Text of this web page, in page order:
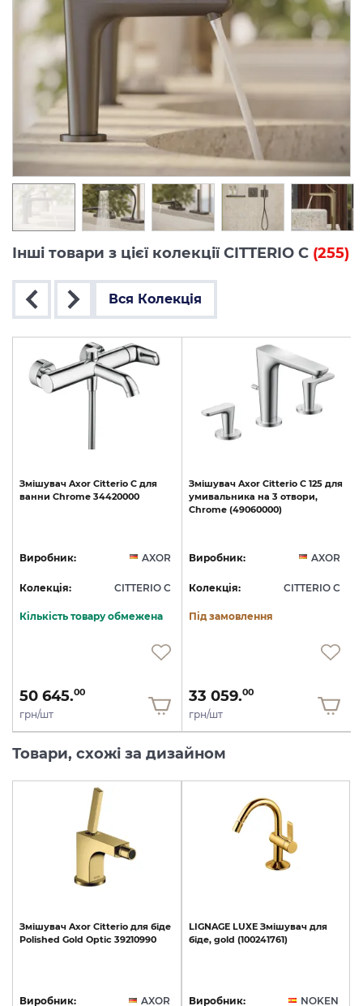
Інші товари з цієї колекції CITTERIO C (255)
Вся Колекція
Змішувач Axor Citterio C для
ванни Chrome 34420000
Виробник: AXOR
Колекція: CITTERIO C
Кількість товару обмежена
50 645.00
грн/шт
Змішувач Axor Citterio C 125 для
умивальника на 3 отвори,
Chrome (49060000)
Виробник: AXOR
Колекція: CITTERIO C
Під замовлення
33 059.00
грн/шт
Товари, схожі за дизайном
Змішувач Axor Citterio для біде
Polished Gold Optic 39210990
Виробник: AXOR
LIGNAGE LUXE Змішувач для
біде, gold (100241761)
Виробник: NOKEN